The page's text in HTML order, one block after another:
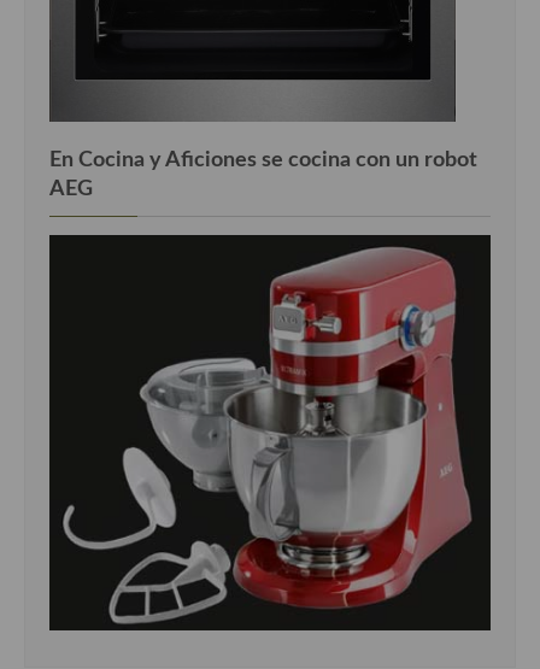
En Cocina y Aficiones se cocina con un robot
AEG